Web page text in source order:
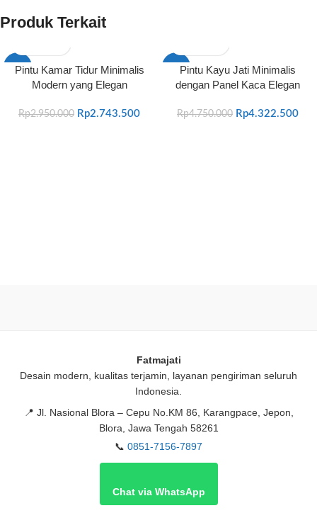
Produk Terkait
-7%
Pintu Kamar Tidur Minimalis
Modern yang Elegan
Rp2.950.000 Rp2.743.500
-9%Pintu Kayu Jati Minimalis
dengan Panel Kaca Elegan
Rp4.750.000 Rp4.322.500
Fatmajati
Desain modern, kualitas terjamin, layanan pengiriman seluruh
Indonesia.
📍 Jl. Nasional Blora – Cepu No.KM 86, Karangpace, Jepon,
Blora, Jawa Tengah 58261
📞 0851-7156-7897
Chat via WhatsApp